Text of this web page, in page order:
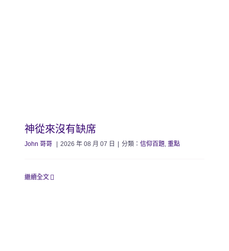
神從來沒有缺席
John 哥哥 | 2026 年 08 月 07 日 | 分類：信仰百題 ,重點
繼續全文